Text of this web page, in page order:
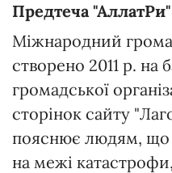
Предтеча "АллатРи"
Міжнародний
створено 2011 р. на
громадської
сторінок сайту
пояснює людям, що
на межі